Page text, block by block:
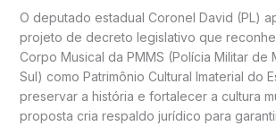
O deputado estadual Coronel David (PL)
projeto de decreto legislativo que
Corpo Musical da PMMS (Polícia Militar de
Sul) como Patrimônio Cultural Imaterial do
preservar a história e fortalecer a cultura
proposta cria respaldo jurídico para